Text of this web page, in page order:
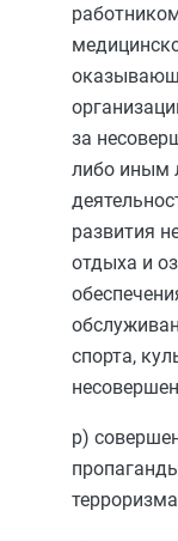
за
либо иным
развития
отдыха и
спорта,
р)